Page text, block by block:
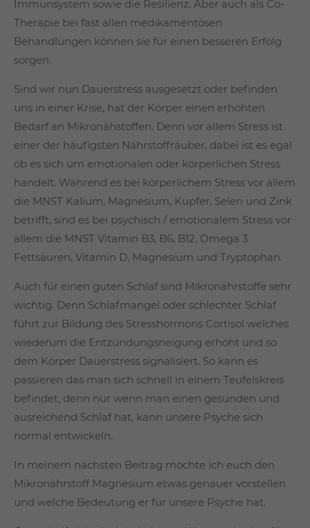
Immunsystem sowie die Resilienz. Aber auch als Co-
Therapie bei fast allen medikamentösen
Behandlungen können sie für einen besseren Erfolg
sorgen.
Sind wir nun Dauerstress ausgesetzt oder befinden
uns in einer Krise, hat der Körper einen erhöhten
Bedarf an Mikronähstoffen. Denn vor allem Stress ist
einer der häufigsten Nährstoffräuber, dabei ist es egal
ob es sich um emotionalen oder körperlichen Stress
handelt. Während es bei körperlichem Stress vor allem
die MNST Kalium, Magnesium, Kupfer, Selen und Zink
betrifft, sind es bei psychisch / emotionalem Stress vor
allem die MNST Vitamin B3, B6, B12, Omega 3
Fettsäuren, Vitamin D, Magnesium und Tryptophan.
Auch für einen guten Schlaf sind Mikronährstoffe sehr
wichtig. Denn Schlafmangel oder schlechter Schlaf
führt zur Bildung des Stresshormons Cortisol welches
wiederum die Entzündungsneigung erhöht und so
dem Körper Dauerstress signalisiert. So kann es
passieren das man sich schnell in einem Teufelskreis
befindet, denn nur wenn man einen gesunden und
ausreichend Schlaf hat, kann unsere Psyche sich
normal entwickeln.
In meinem nächsten Beitrag möchte ich euch den
Mikronährstoff Magnesium etwas genauer vorstellen
und welche Bedeutung er für unsere Psyche hat.